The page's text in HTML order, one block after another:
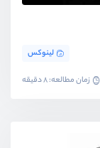
لینوکس
زمان مطالعه: 8 دقیقه